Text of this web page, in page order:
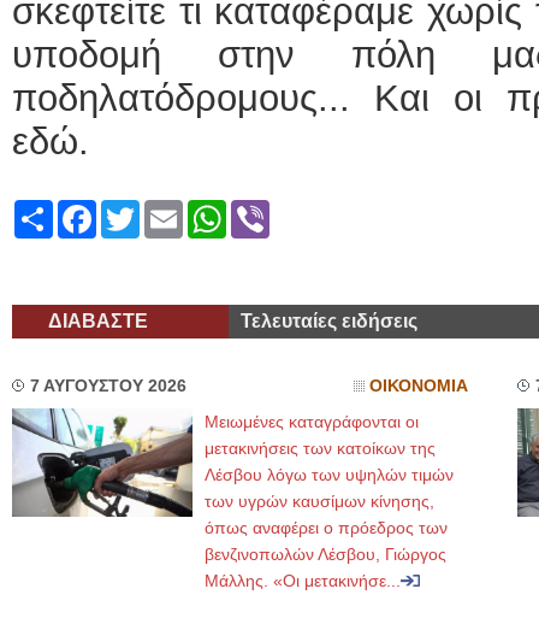
σκεφτείτε τι καταφέραμε
υποδομή στην πόλη
ποδηλατόδρομους... Και οι
εδώ.
ShareFacebook
TwitterEmailWhatsApp
ΔΙΑΒΑΣΤΕ Τελευταίες ειδήσεις
7 ΑΥΓΟΥΣΤΟΥ 2026 ΟΙΚΟΝΟΜΙΑ
Μειωμένες καταγράφονται οι
μετακινήσεις των κατοίκων της
Λέσβου λόγω των υψηλών τιμών
των υγρών καυσίμων κίνησης,
όπως αναφέρει ο πρόεδρος των
βενζινοπωλών Λέσβου, Γιώργος
Μάλλης. «Οι μετακινήσε...